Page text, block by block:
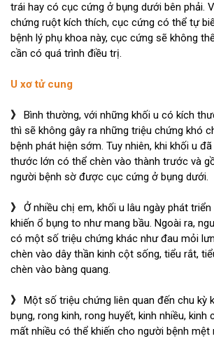
trái hay có cục cứng ở bụng dưới bên phải.
chứng ruột kích thích, cục cứng có thể tự
bệnh lý phụ khoa này, cục cứng sẽ không
cần có quá trình điều trị.
U xơ tử cung
》
Bình thường, với những khối u có kích
thì sẽ không gây ra những triệu chứng khó
bệnh phát hiện sớm. Tuy nhiên, khi khối u
thước lớn có thể chèn vào thành trước và
người bệnh sờ được cục cứng ở bụng dưới.
》 Ở nhiều chị em, khối u lâu ngày phát
khiến ổ bụng to như mang bầu. Ngoài ra,
có một số triệu chứng khác như đau mỏi
chèn vào dây thần kinh cột sống, tiểu rắt,
chèn vào bàng quang.
》
Một số triệu chứng liên quan đến chu kỳ
bụng, rong kinh, rong huyết, kinh nhiều, kinh
mất nhiều có thể khiến cho người bệnh mệt